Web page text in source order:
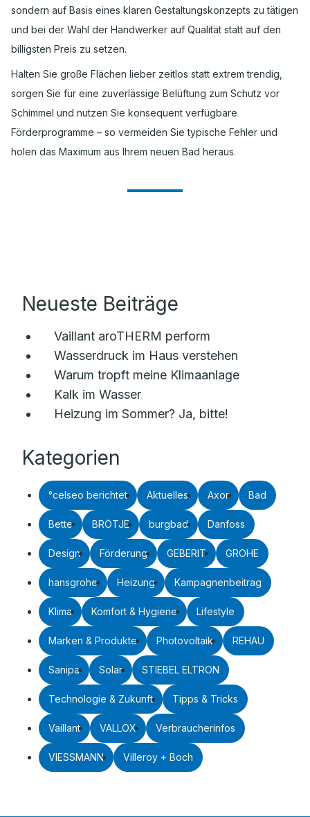
sondern auf Basis eines klaren Gestaltungskonzepts zu tätigen
und bei der Wahl der Handwerker auf Qualität statt auf den
billigsten Preis zu setzen.
Halten Sie große Flächen lieber zeitlos statt extrem trendig,
sorgen Sie für eine zuverlässige Belüftung zum Schutz vor
Schimmel und nutzen Sie konsequent verfügbare
Förderprogramme – so vermeiden Sie typische Fehler und
holen das Maximum aus Ihrem neuen Bad heraus.
Neueste Beiträge
Vaillant aroTHERM perform
Wasserdruck im Haus verstehen
Warum tropft meine Klimaanlage
Kalk im Wasser
Heizung im Sommer? Ja, bitte!
Kategorien
°celseo berichtet Aktuelles Axor Bad
Bette BRÖTJE burgbad Danfoss
Design Förderung GEBERIT GROHE
hansgrohe Heizung Kampagnenbeitrag
Klima Komfort & Hygiene Lifestyle
Marken & Produkte Photovoltaik REHAU
Sanipa Solar STIEBEL ELTRON
Technologie & Zukunft Tipps & Tricks
Vaillant VALLOX Verbraucherinfos
VIESSMANN Villeroy + Boch